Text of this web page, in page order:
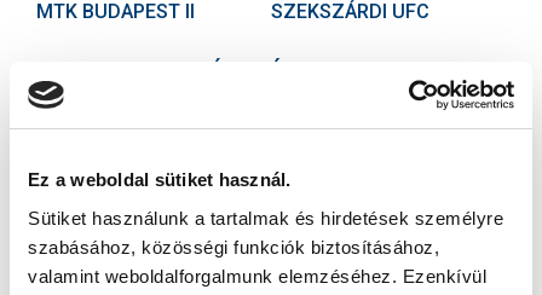
Ez a weboldal sütiket használ.
Sütiket használunk a tartalmak és hirdetések személyre
szabásához, közösségi funkciók biztosításához,
valamint weboldalforgalmunk elemzéséhez. Ezenkívül
MTK BUDAPEST II SZEKSZÁRDI UFC
Ne maradjon le egy eseményről sem! Iratkozzon fel ingyenes